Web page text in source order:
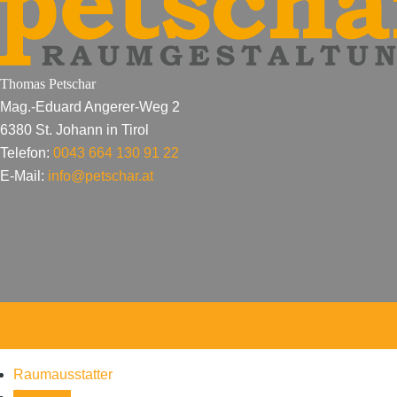
Thomas Petschar
Mag.-Eduard Angerer-Weg 2
6380 St. Johann in Tirol
Telefon: 0043 664 130 91 22
E-Mail: info@petschar.at
Raumausstatter